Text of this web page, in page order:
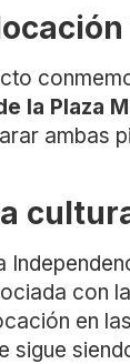
la Plaza
ambas
con
en
sigue